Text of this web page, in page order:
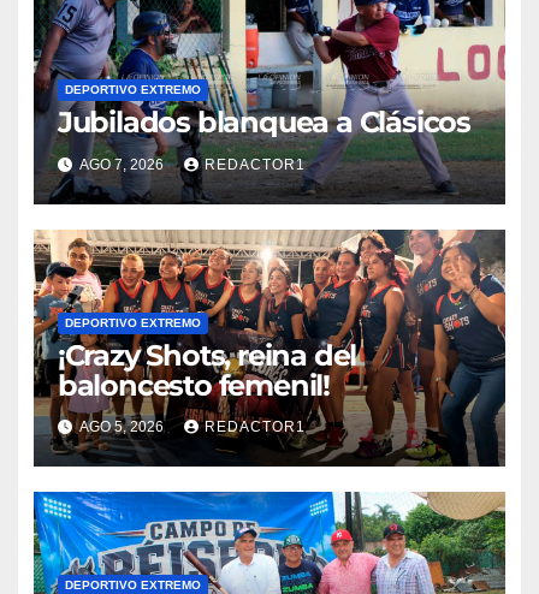
DEPORTIVO EXTREMO
Jubilados blanquea a Clásicos
AGO 7, 2026 REDACTOR1
DEPORTIVO EXTREMO
¡Crazy Shots, reina del
baloncesto femenil!
AGO 5, 2026 REDACTOR1
DEPORTIVO EXTREMO